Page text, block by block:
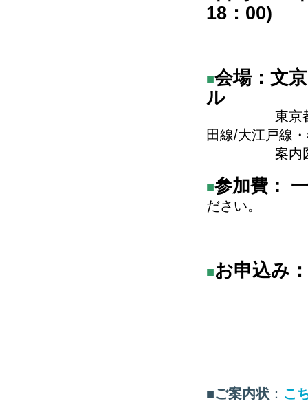
18：00)
■会場：文
ル
東京都文
田線/大江戸線
案内図
■参加費：
ださい。
■お申込み
■ご案内状 ： こ